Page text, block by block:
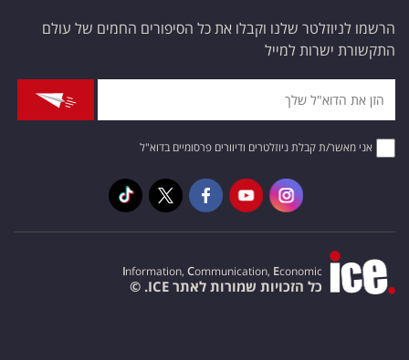
הרשמו לניוזלטר שלנו וקבלו את כל הסיפורים החמים של עולם
התקשורת ישרות למייל
אני מאשר/ת קבלת ניוזלטרים ודיוורים פרסומיים בדוא"ל
Information, Communication, Economic
כל הזכויות שמורות לאתר ICE. ©